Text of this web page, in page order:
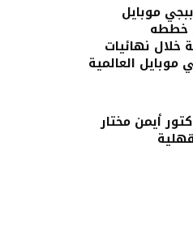
موبايل
خططه
خلال نهائيات
موبايل العالمية
أيمن مختار